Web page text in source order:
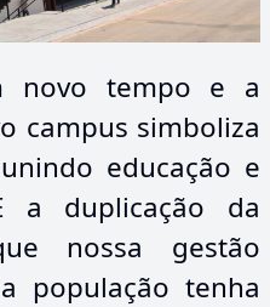
novo tempo e a
campus simboliza
educação e
a duplicação da
nossa gestão
população tenha